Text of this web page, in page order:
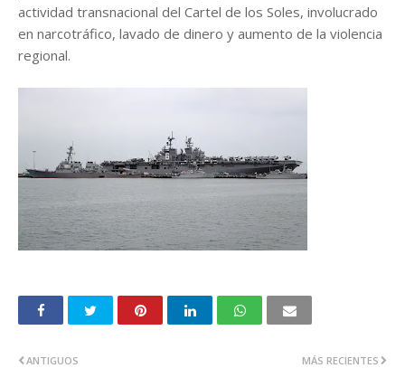
actividad transnacional del Cartel de los Soles, involucrado
en narcotráfico, lavado de dinero y aumento de la violencia
regional.
MÁS RECIENTES
ANTIGUOS